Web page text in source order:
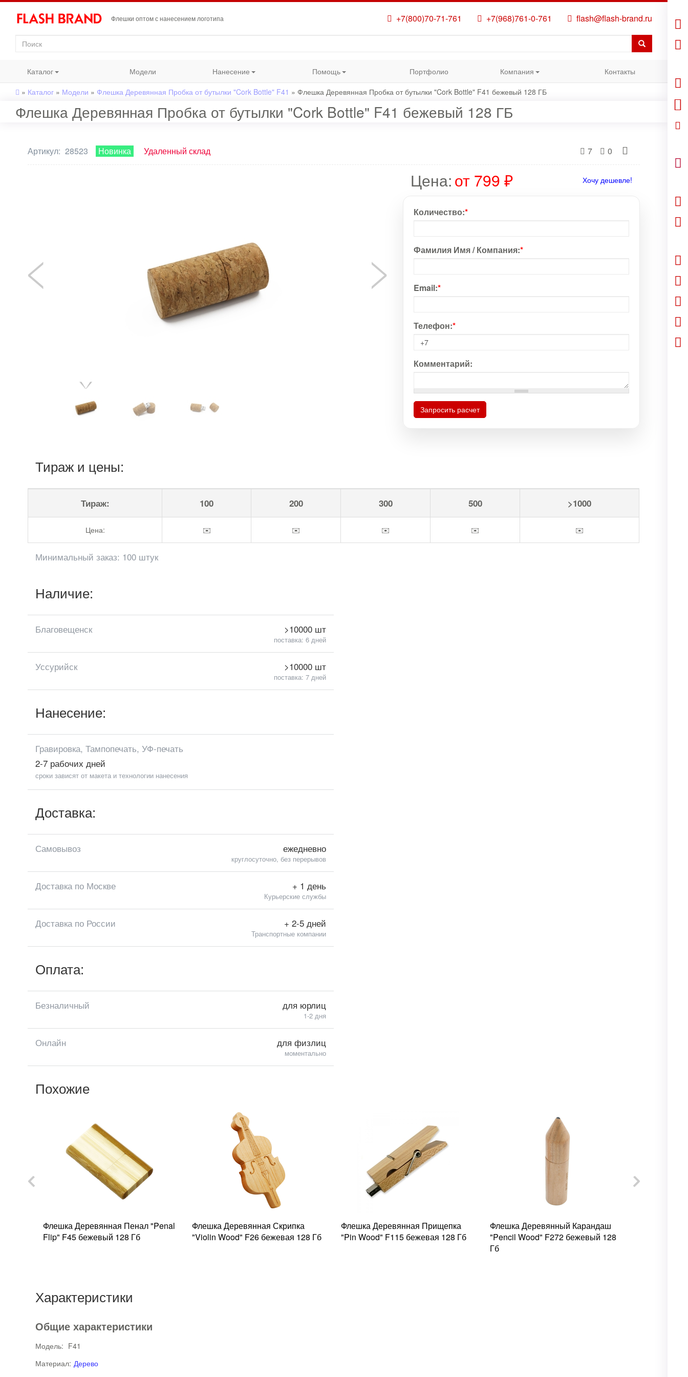
Флешки оптом с нанесением логотипа +7(800)70-71-761 +7(968)761-0-761 flash@flash-brand.ru
Каталог Модели Нанесение Помощь Портфолио Компания
Контакты
» Каталог » Модели » Флешка Деревянная Пробка от бутылки "Cork Bottle" F41 » Флешка Деревянная Пробка от бутылки "Cork Bottle" F41 бежевый 128 ГБ
Флешка Деревянная Пробка от бутылки "Cork Bottle" F41 бежевый 128 ГБ
Артикул: 28523 Новинка Удаленный склад 7 0
Цена:от 799 ₽ Хочу дешевле!
Количество:*
Фамилия Имя / Компания:*
Email:*
Телефон:*
Комментарий:
Запросить расчет
Тираж и цены:
Тираж: 100 200 300 500 >1000
Цена: ✉️ ✉️ ✉️ ✉️ ✉️
Минимальный заказ: 100 штук
Наличие:
Благовещенск >10000 шт
поставка: 6 дней
Уссурийск >10000 шт
поставка: 7 дней
Нанесение:
Гравировка, Тампопечать, УФ-печать
2-7 рабочих дней
сроки зависят от макета и технологии нанесения
Доставка:
Самовывоз ежедневно
круглосуточно, без перерывов
Доставка по Москве + 1 день
Курьерские службы
Доставка по России + 2-5 дней
Транспортные компании
Оплата:
Безналичный для юрлиц
1-2 дня
Онлайн для физлиц
моментально
Похожие
Флешка Деревянная Пенал "Penal
Flip" F45 бежевый 128 Гб
Флешка Деревянная Скрипка
"Violin Wood" F26 бежевая 128 Гб
Флешка Деревянная Прищепка
"Pin Wood" F115 бежевая 128 Гб
Флешка Деревянный Карандаш
"Pencil Wood" F272 бежевый 128
Гб
Характеристики
Общие характеристики
Модель: F41
Материал: Дерево